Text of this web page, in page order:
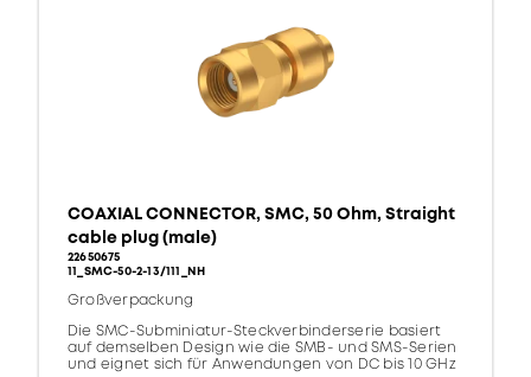
COAXIAL CONNECTOR, SMC, 50 Ohm, Straight
cable plug (male)
22650675
11_SMC-50-2-13/111_NH
Großverpackung
Die SMC-Subminiatur-Steckverbinderserie basiert
auf demselben Design wie die SMB- und SMS-Serien
und eignet sich für Anwendungen von DC bis 10 GHz